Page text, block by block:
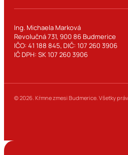
Ing. Michaela Marková
Revolučná 731, 900 86 Budmerice
IČO: 41 188 845, DIČ: 107 260 3906
IČ DPH: SK 107 260 3906
© 2026. Kŕmne zmesi Budmerice. Všetky